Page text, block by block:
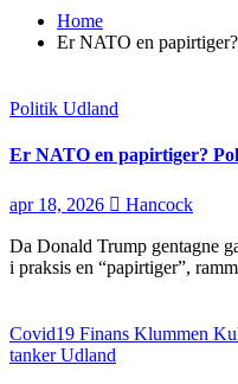
Home
Er NATO en
Politik Udland
Er NATO en papirtiger?
apr 18, 2026 Hancock
Da Donald Trump gentagne
i praksis en “papirtiger”,
Covid19 Finans Klummen
tankerUdland